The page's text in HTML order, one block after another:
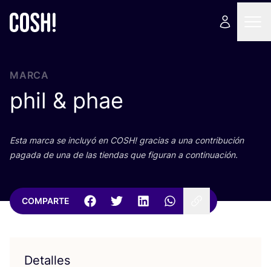
MARCA
phil & phae
Esta mar­ca se inclu­yó en COSH! gra­cias a una con­tri­bu­ción
paga­da de una de las tien­das que figu­ran a continuación.
COMPARTE
Detalles